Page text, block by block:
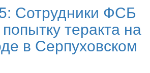
Сотрудники ФСБ
теракта на
в Серпуховском